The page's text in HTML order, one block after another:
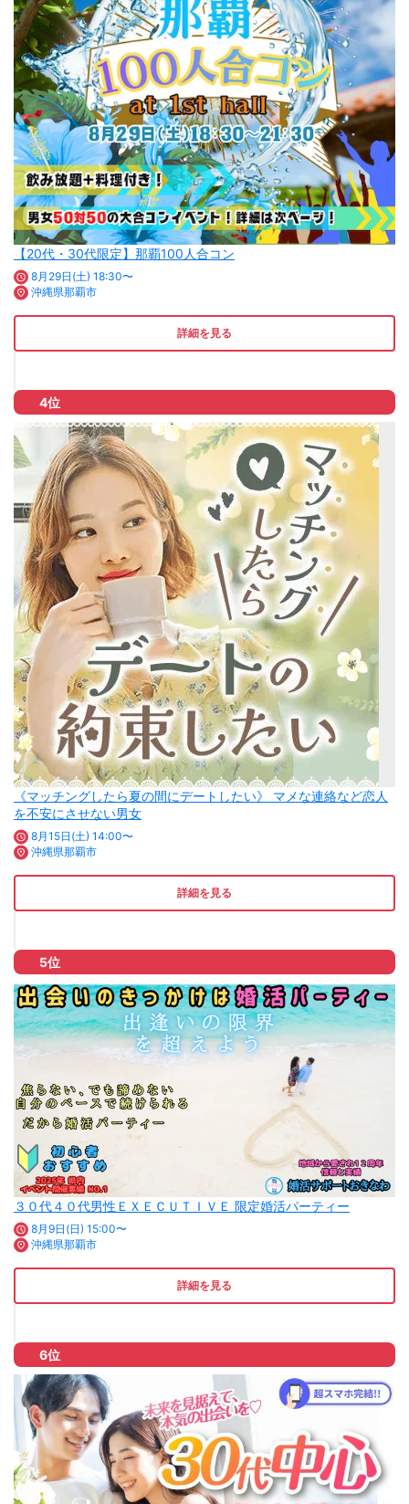
【20代・30代限定】那覇100人合コン
8月29日(土) 18:30〜
沖縄県那覇市
詳細を見る
4位
《マッチングしたら夏の間にデートしたい》 マメな連絡など恋人
を不安にさせない男女
8月15日(土) 14:00〜
沖縄県那覇市
詳細を見る
5位
３０代４０代男性ＥＸＥＣＵＴＩＶＥ 限定婚活パーティー
8月9日(日) 15:00〜
沖縄県那覇市
詳細を見る
6位